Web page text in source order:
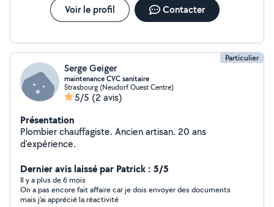
Voir le profil Contacter
Particulier
Serge Geiger
maintenance CVC sanitaire
Strasbourg (Neudorf Ouest Centre)
5/5 (2 avis)
Présentation
Plombier chauffagiste. Ancien artisan. 20 ans
d'expérience.
Dernier avis laissé par Patrick : 5/5
Il y a plus de 6 mois
On a pas encore fait affaire car je dois envoyer des documents
mais j'ai apprécié la réactivité